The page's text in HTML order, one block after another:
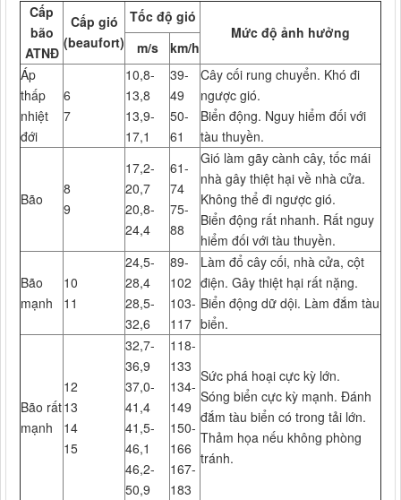
Cấp
bão
ATNĐ
Cấp gió
(beaufort)
Tốc độ gió
Mức độ ảnh hưởng
m/s
km/h
Áp
thấp
nhiệt
đới
6
7
10,8-
13,8
13,9-
17,1
39-
49
50-
61
Cây cối rung chuyển. Khó đi
ngược gió.
Biển động. Nguy hiểm đối với
tàu thuyền.
Bão
8
9
17,2-
20,7
20,8-
24,4
61-
74
75-
88
Gió làm gãy cành cây, tốc mái
nhà gây thiệt hại về nhà cửa.
Không thể đi ngược gió.
Biển động rất nhanh. Rất nguy
hiểm đối với tàu thuyền.
Bão
mạnh
10
11
24,5-
28,4
28,5-
32,6
89-
102
103-
117
Làm đổ cây cối, nhà cửa, cột
điện. Gây thiệt hại rất nặng.
Biển động dữ dội. Làm đắm tàu
biển.
Bão rất
mạnh
12
13
14
15
32,7-
36,9
37,0-
41,4
41,5-
46,1
46,2-
50,9
118-
133
134-
149
150-
166
167-
183
Sức phá hoại cực kỳ lớn.
Sóng biển cực kỳ mạnh. Đánh
đắm tàu biển có trong tải lớn.
Thảm họa nếu không phòng
tránh.